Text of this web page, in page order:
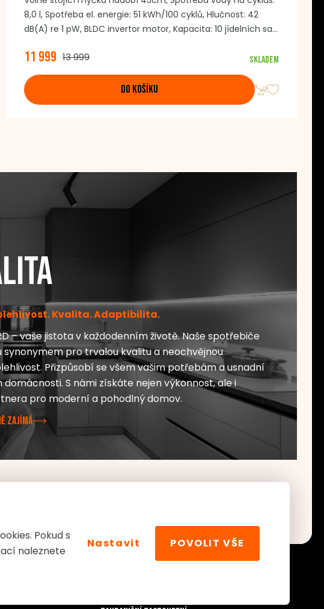
8,0 l, Spotřeba el. energie: 51 kWh/100 cyklů, Hlučnost: 42
dB(A) re 1 pW, BLDC invertor motor, Kapacita: 10 jídelních sad
dveří, Dětská pojistka, Způsob ovládání: dotykové, Nerezový
mycí prostor, AquaStop, Barva: bílá
11 999 13 999 Skladem
DO KOŠÍKU
Kvalita. Adaptibilita.
– vaše jistota v každodenním životě. Naše spotřebiče
synonymem pro trvalou kvalitu a neochvějnou
Přizpůsobí se všem vašim potřebám a usnadní
domácnosti. S námi získáte nejen výkonnost, ale i
pro moderní a pohodlný domov.
ZAJÍMÁ
Pokud s
naleznete
Nastavit POVOLIT VŠE